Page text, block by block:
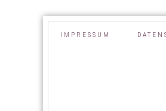
IMPRESSUM